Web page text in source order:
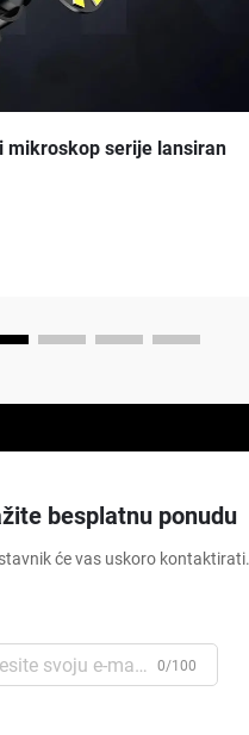
mikroskop serije lansiran
besplatnu ponudu
će vas uskoro kontaktirati.
0/100